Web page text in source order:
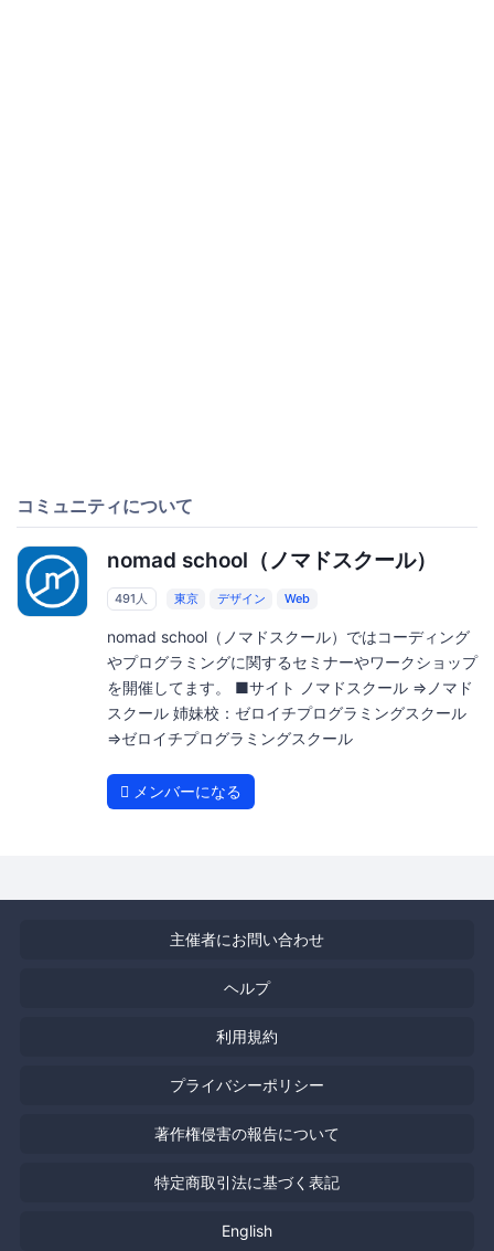
コミュニティについて
nomad school（ノマドスクール）
491人 東京 デザイン Web
nomad school（ノマドスクール）ではコーディング
やプログラミングに関するセミナーやワークショップ
を開催してます。 ■サイト ノマドスクール ⇒ノマド
スクール 姉妹校：ゼロイチプログラミングスクール
⇒ゼロイチプログラミングスクール
メンバーになる
主催者にお問い合わせ
ヘルプ
利用規約
プライバシーポリシー
著作権侵害の報告について
特定商取引法に基づく表記
English